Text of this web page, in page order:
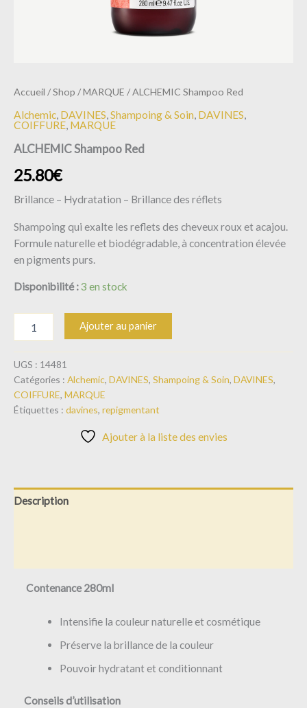
Accueil /Shop /MARQUE / ALCHEMIC Shampoo Red
Alchemic DAVINES Shampoing & Soin DAVINES
COIFFURE MARQUE
ALCHEMIC Shampoo Red
25.80€
Brillance – Hydratation – Brillance des réflets
Shampoing qui exalte les reflets des cheveux roux et acajou.
Formule naturelle et biodégradable, à concentration élevée
en pigments purs.
Disponibilité :3 en stock
Ajouter au panier
UGS : 14481
Catégories : Alchemic, DAVINES, Shampoing & Soin, DAVINES,
COIFFURE, MARQUE
Étiquettes : davines, repigmentant
Ajouter à la liste des envies
Description
Contenance 280ml
Intensifie la couleur naturelle et cosmétique
Préserve la brillance de la couleur
Pouvoir hydratant et conditionnant
Conseils d’utilisation